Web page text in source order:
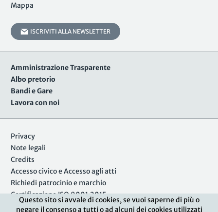
Questo sito si avvale di cookies, se vuoi saperne di più o
negare il consenso a tutti o ad alcuni dei cookies utilizzati
Mappa
ISCRIVITI ALLA NEWSLETTER
Amministrazione Trasparente
Albo pretorio
Bandi e Gare
Lavora con noi
Privacy
Note legali
Credits
Accesso civico e Accesso agli atti
Richiedi patrocinio e marchio
Certificazione ISO 9001:2015